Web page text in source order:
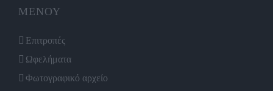
ΜΕΝΟΥ
Επιτροπές
Ωφελήματα
Φωτογραφικό αρχείο